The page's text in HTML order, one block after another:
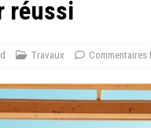
réussi
Travaux Commentaires